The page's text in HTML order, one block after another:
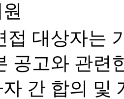
대상자는
공고와 관련
자 간 합의 및